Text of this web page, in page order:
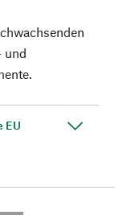
und
EU